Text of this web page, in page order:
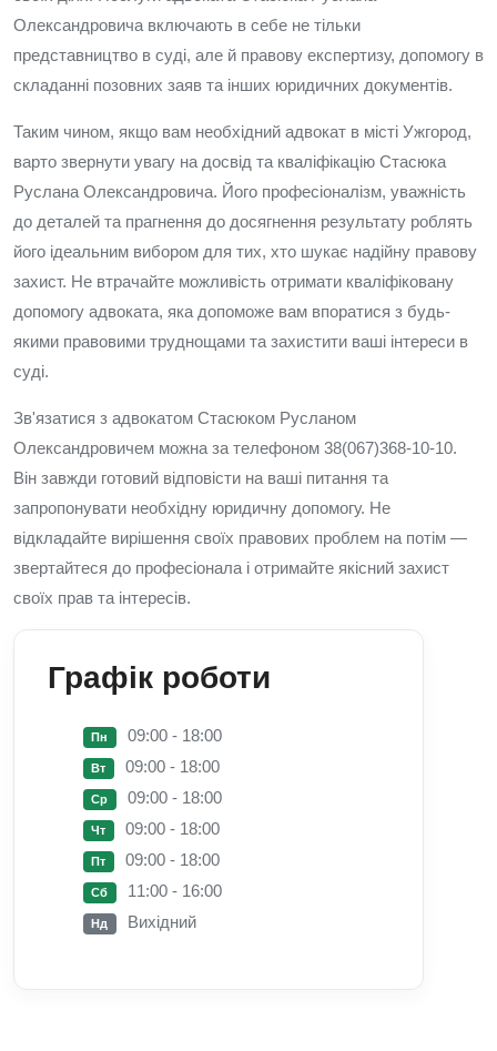
Олександровича включають в себе не тільки
представництво в суді, але й правову експертизу, допомогу в
складанні позовних заяв та інших юридичних документів.
Таким чином, якщо вам необхідний адвокат в місті Ужгород,
варто звернути увагу на досвід та кваліфікацію Стасюка
Руслана Олександровича. Його професіоналізм, уважність
до деталей та прагнення до досягнення результату роблять
його ідеальним вибором для тих, хто шукає надійну правову
захист. Не втрачайте можливість отримати кваліфіковану
допомогу адвоката, яка допоможе вам впоратися з будь-
якими правовими труднощами та захистити ваші інтереси в
суді.
Зв'язатися з адвокатом Стасюком Русланом
Олександровичем можна за телефоном 38(067)368-10-10.
Він завжди готовий відповісти на ваші питання та
запропонувати необхідну юридичну допомогу. Не
відкладайте вирішення своїх правових проблем на потім —
звертайтеся до професіонала і отримайте якісний захист
своїх прав та інтересів.
Графік роботи
Пн 09:00 - 18:00
Вт 09:00 - 18:00
Ср 09:00 - 18:00
Чт 09:00 - 18:00
Пт 09:00 - 18:00
Сб 11:00 - 16:00
Нд Вихідний